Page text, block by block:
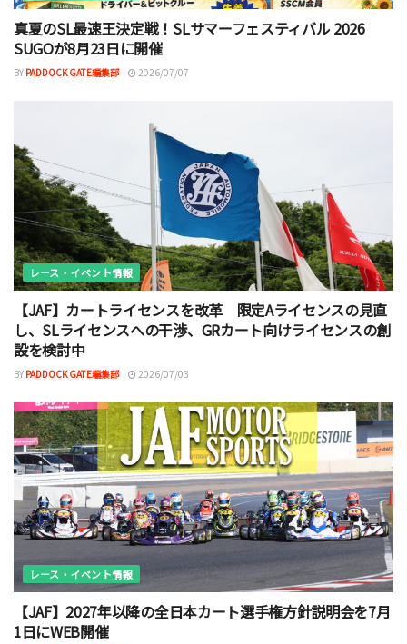
真夏のSL最速王決定戦！SLサマーフェスティバル 2026
SUGOが8月23日に開催
BY PADDOCK GATE編集部 2026/07/07
レース・イベント情報
【JAF】カートライセンスを改革 限定Aライセンスの見直
し、SLライセンスへの干渉、GRカート向けライセンスの創
設を検討中
BY PADDOCK GATE編集部 2026/07/03
レース・イベント情報
【JAF】2027年以降の全日本カート選手権方針説明会を7月
1日にWEB開催